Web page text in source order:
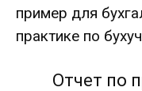
пример для
практике по
Отчет по